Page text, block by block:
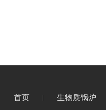
首页 生物质锅炉